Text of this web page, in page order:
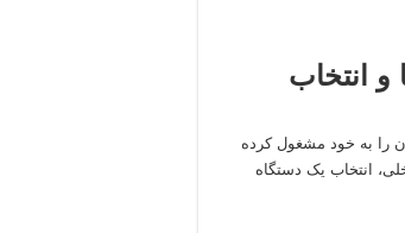
و انتخاب
را به خود مشغول کرده
انتخاب یک دستگاه